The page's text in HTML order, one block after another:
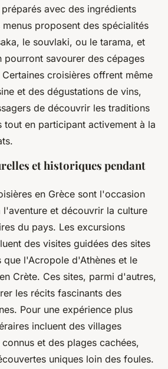
avec des ingrédients
proposent des spécialités
le souvlaki, ou le tarama, et
pourront savourer des cépages
croisières offrent même
et des dégustations de vins,
de découvrir les traditions
tout en participant activement à la
et historiques pendant
en Grèce sont l'occasion
et découvrir la culture
du pays. Les excursions
des visites guidées des sites
que l'Acropole d'Athènes et le
Crète. Ces sites, parmi d'autres,
les récits fascinants des
Pour une expérience plus
incluent des villages
et des plages cachées,
uniques loin des foules.